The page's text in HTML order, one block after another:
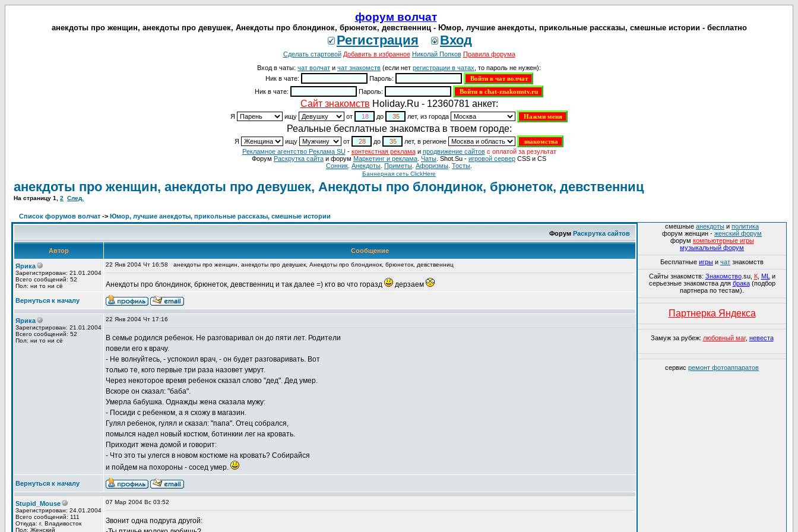
форум волчат
анекдоты про женщин, анекдоты про девушек, Анекдоты про блондинок, брюнеток, девственниц - Юмор, лучшие анекдоты, прикольные рассказы, смешные истории - бесплатно
Регистрация Вход
Сделать стартовой Добавить в избранное Николай Попков Правила форума
Вход в чаты: чат волчат и чат знакомств (если нет регистрации в чатах , то пароль не нужен):
Ник в чате:
Пароль:
Ник в чате:
Пароль:
Cайт знакомств Holiday.Ru - 12360781 анкет:
Я ищу от до лет, из города
Реальные бесплатные знакомства в твоем городе:
Я ищу от до
лет, в регионе
Рекламное агентство Реклама SU- контекстная рекламаи продвижение сайтов с оплатой за результат
Форум Раскрутка сайта и форум Маркетинг и реклама Чаты . Shot.Su - игровой сервер CSS и CS
Сонник Анекдоты Приметы Aфоризмы Тосты
Баннерная сеть ClickHere
анекдоты про женщин, анекдоты про девушек, Анекдоты про блондинок, брюнеток, девственниц
На страницу 1 2 След.
Список форумов волчат -> Юмор, лучшие анекдоты, прикольные рассказы, смешные истории
Форум Раскрутка сайтов
Автор Сообщение
Ярика
Зарегистрирован: 21.01.2004
Всего сообщений: 52
Пол: ни то ни сё
22 Янв 2004 Чт 16:58 анекдоты про женщин, анекдоты про девушек, Анекдоты про блондинок, брюнеток, девственниц
Анекдоты про блондинок, брюнеток, девственниц и так далее =) кто во что горазд дерзаем
Вернуться к началу
Ярика
Зарегистрирован: 21.01.2004
Всего сообщений: 52
Пол: ни то ни сё
22 Янв 2004 Чт 17:16
В семье родился ребенок. Не разговаривал он до пяти лет. Родители
повели его к врачу.
- Не волнуйтесь, - успокоил врач, - он будет разговаривать. Вот
только те, кого первые три раза назовет умрут.
Через некоторое время ребенок сказал слово "дед". Дед умер.
Вскоре он сказал: "баба".
Умерла бабушка. Однажды жена сказала мужу:
- Посиди с ребенком, а я схожу в магазин.
Гулял ребенок, гулял и сказал: "папа". Отец собрался,
помылся надел новый костюм, ботинкии лег на кровать.
Приходит жена домой и говорит:
- Что это ты улегся в новом костюме на кровать? Собирайся
и пойдем на похороны - сосед умер.
Вернуться к началу
Stupid_Mouse
Зарегистрирован: 24.01.2004
Всего сообщений: 111
Откуда: г. Владивосток
Пол: Женский
07 Мар 2004 Вс 03:52
Звонит одна подруга другой:
смешные анекдоты и политика
форум женщин - женский форум
форум компьютерные игры
музыкальный форум
Бесплатные игры и чат знакомств
Сайты знакомств: Знакомство.su, К, ML и
серьезные знакомства для брака(подбор
партнера по тестам).
Партнерка Яндекса
Замуж за рубеж: любовный маг, невеста
сервис ремонт фотоаппаратов